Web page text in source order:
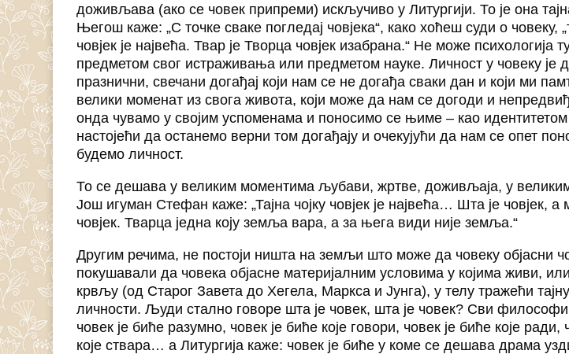
доживљава (ако се човек припреми) искључиво у Литургији. То је она
Његош каже: „С точке сваке погледај човјека“, како хоћеш суди о човеку,
човјек је највећа. Твар је Творца човјек изабрана.“ Не може психологија
предметом свог истраживања или предметом науке. Личност у човеку је
празнични, свечани догађај који нам се не догађа сваки дан и који ми
велики моменат из свога живота, који може да нам се догоди и
онда чувамо у својим успоменама и поносимо се њиме – као
настојећи да останемо верни том догађају и очекујући да нам се опет
будемо личност.
То се дешава у великим моментима љубави, жртве, доживљаја, у
Још игуман Стефан каже: „Тајна чојку човјек је највећа… Шта је човјек, а
човјек. Тварца једна коју земља вара, а за њега види није земља.“
Другим речима, не постоји ништа на земљи што може да човеку објасни
покушавали да човека објасне материјалним условима у којима живи,
крвљу (од Старог Завета до Хегела, Маркса и Јунга), у телу тражећи тајну
личности. Људи стално говоре шта је човек, шта је човек? Сви философи
човек је биће разумно, човек је биће које говори, човек је биће које ради,
које ствара… а Литургија каже: човек је биће у коме се дешава драма